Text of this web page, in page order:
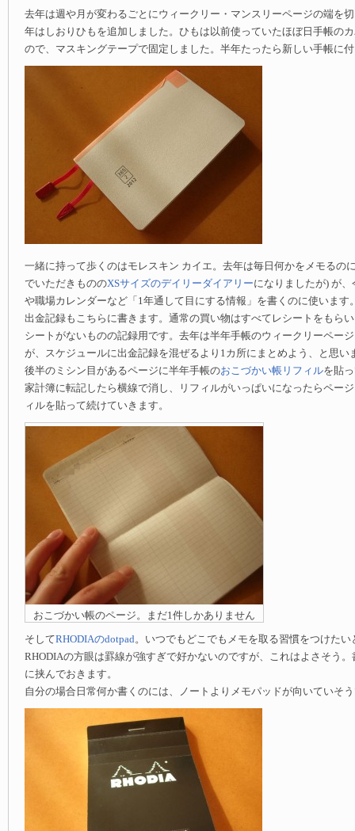
去年は週や月が変わるごとにウィークリー・マンスリーページの端を
年はしおりひもを追加しました。ひもは以前使っていたほぼ日手帳の
ので、マスキングテープで固定しました。半年たったら新しい手帳に
一緒に持って歩くのはモレスキン カイエ。去年は毎日何かをメモるの
でいただきもののXSサイズのデイリーダイアリーになりましたが) が
や職場カレンダーなど「1年通して目にする情報」を書くのに使います
出金記録もこちらに書きます。通常の買い物はすべてレシートをもら
シートがないものの記録用です。去年は半年手帳のウィークリーペー
が、スケジュールに出金記録を混ぜるより1カ所にまとめよう、と思い
後半のミシン目があるページに半年手帳のおこづかい帳リフィルを貼
家計簿に転記したら横線で消し、リフィルがいっぱいになったらペー
ィルを貼って続けていきます。
おこづかい帳のページ。まだ1件しかありません
そしてRHODIAのdotpad。いつでもどこでもメモを取る習慣をつけたい
RHODIAの方眼は罫線が強すぎで好かないのですが、これはよさそう
に挟んでおきます。
自分の場合日常何か書くのには、ノートよりメモパッドが向いていそ